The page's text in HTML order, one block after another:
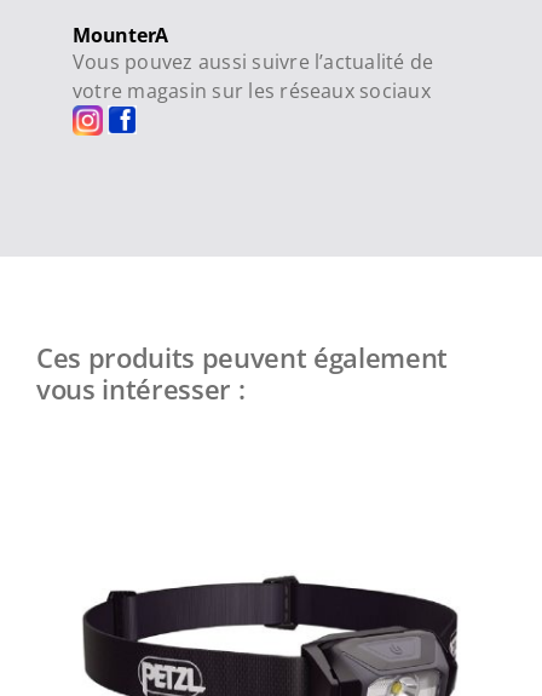
MounterA
Vous pouvez aussi suivre l’actualité de
votre magasin sur les réseaux sociaux
Ces produits peuvent également
vous intéresser :